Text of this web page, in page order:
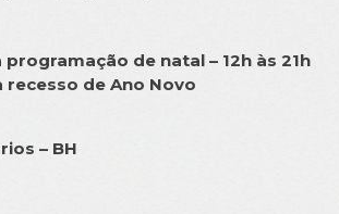
de natal – 12h às 21h
recesso de Ano Novo
– BH